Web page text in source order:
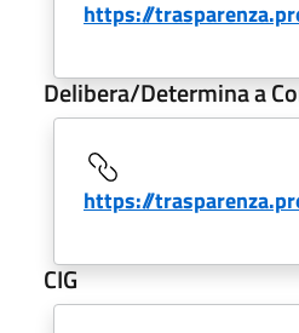
https://
Delibera/Determina a
https://
CIG